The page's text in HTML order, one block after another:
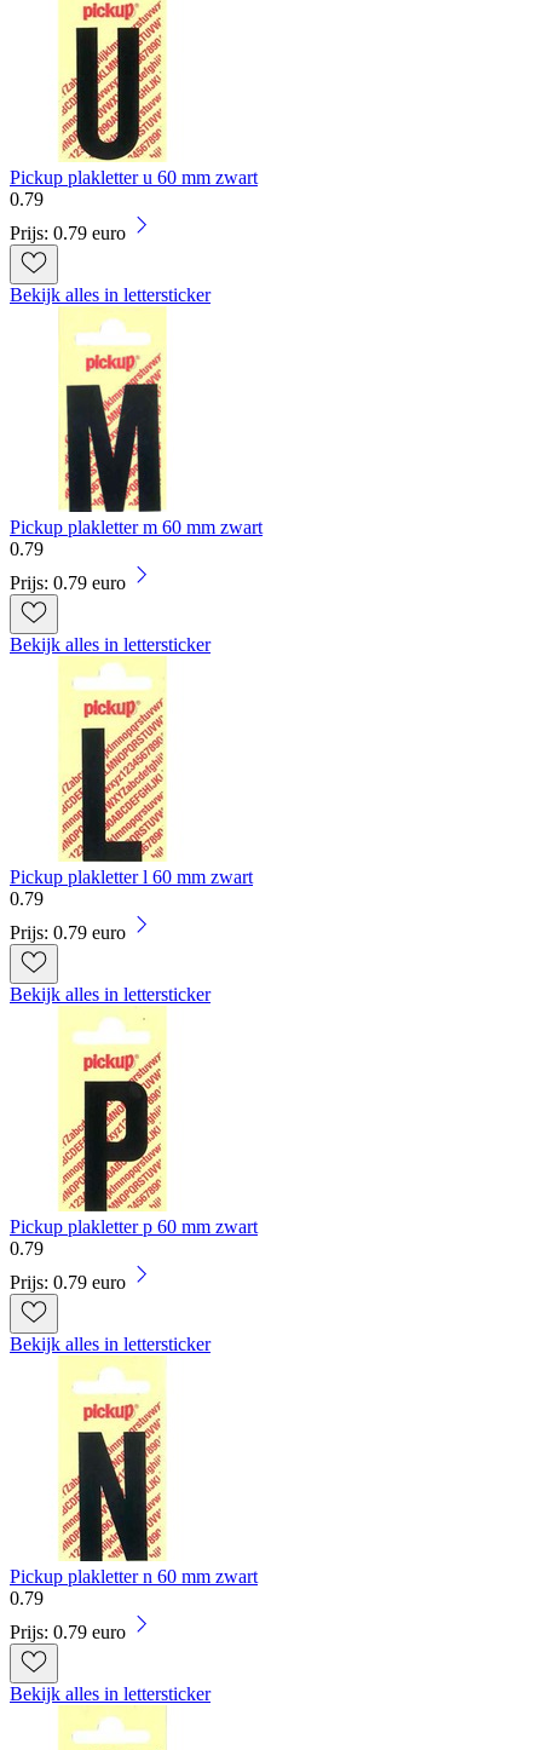
Pickup plakletter u 60 mm zwart
0.79
Prijs: 0.79 euro
Bekijk alles in lettersticker
Pickup plakletter m 60 mm zwart
0.79
Prijs: 0.79 euro
Bekijk alles in lettersticker
Pickup plakletter l 60 mm zwart
0.79
Prijs: 0.79 euro
Bekijk alles in lettersticker
Pickup plakletter p 60 mm zwart
0.79
Prijs: 0.79 euro
Bekijk alles in lettersticker
Pickup plakletter n 60 mm zwart
0.79
Prijs: 0.79 euro
Bekijk alles in lettersticker